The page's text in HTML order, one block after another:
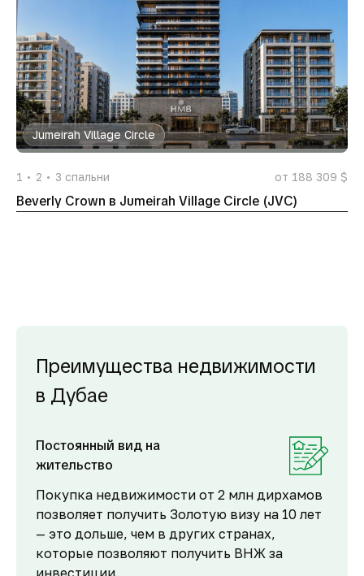
Jumeirah Village Circle
1 2 3 спальни от 188 309 $
Beverly Crown в Jumeirah Village Circle (JVC)
Преимущества недвижимости
в Дубае
Постоянный вид на
жительство
Покупка недвижимости от 2 млн дирхамов
позволяет получить Золотую визу на 10 лет
— это дольше, чем в других странах,
которые позволяют получить ВНЖ за
инвестиции.